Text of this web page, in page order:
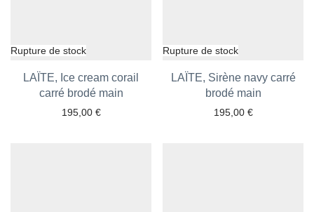
LAÏTE, Ice cream corail
carré brodé main
195,00 €
Ajouter aux favoris
LAÏTE, Sirène navy carré
brodé main
195,00 €
Ajouter aux favoris